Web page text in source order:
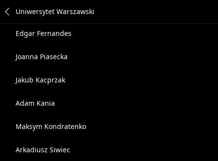
Edgar Fernandes
Joanna Piasecka
Jakub Kacprzak
Adam Kania
Maksym Kondratenko
Arkadiusz Siwiec